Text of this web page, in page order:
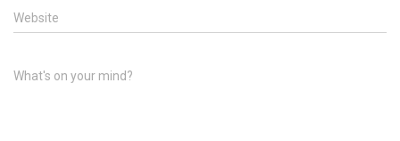
Website
What's on your mind?